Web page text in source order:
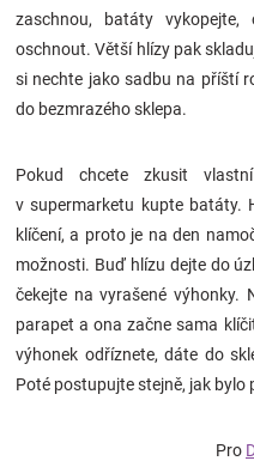
zaschnou, batáty
oschnout. Větší hlízy pak
si nechte jako sadbu na příští
do bezmrazého sklepa.
Pokud chcete zkusit
v supermarketu kupte batáty.
klíčení, a proto je na den
možnosti. Buď hlízu dejte do
čekejte na vyrašené výhonky.
parapet a ona začne sama
výhonek odříznete, dáte do
Poté postupujte stejně, jak bylo
Pro